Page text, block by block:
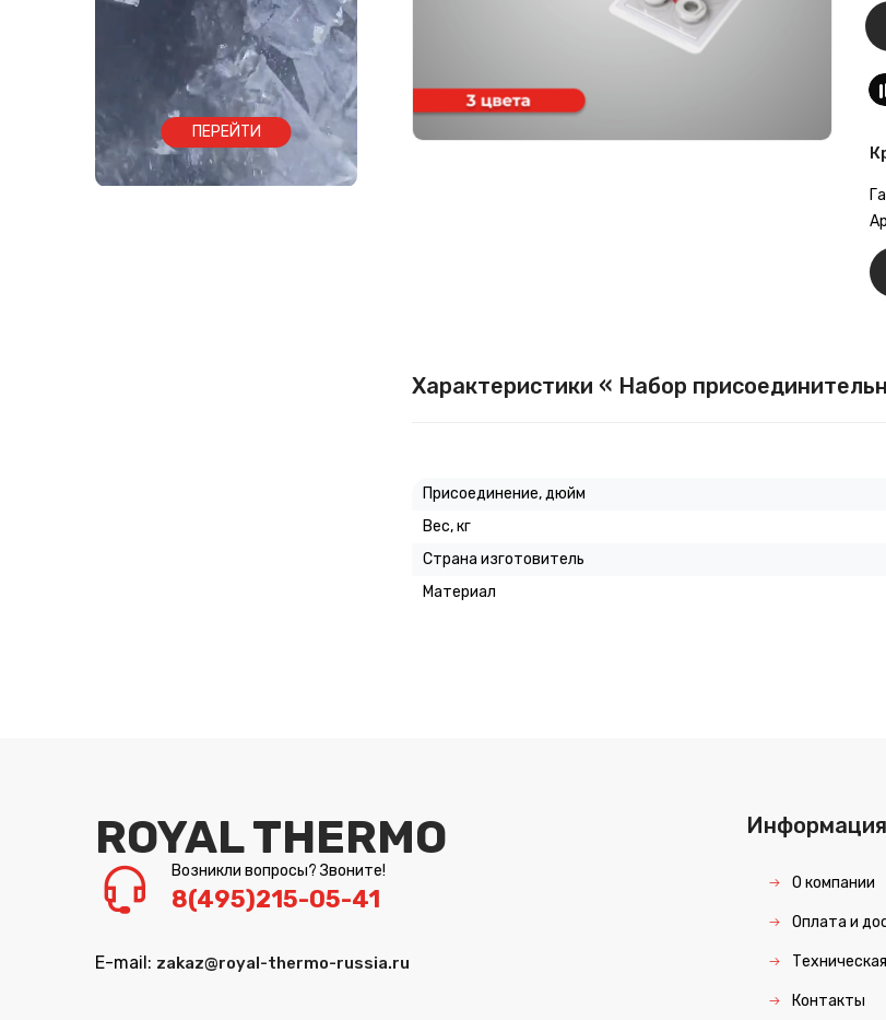
Характеристики « Набор
Присоединение, дюйм
Вес, кг
Страна изготовитель
Материал
ПЕРЕЙТИ
ROYAL THERMO
Возникли вопросы? Звоните!
8(495)215-05-41
E-mail: zakaz@royal-thermo-russia.ru
Информация
О компании
Оплата и
Контакты